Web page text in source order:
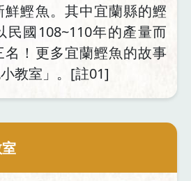
鰹魚。其中宜蘭縣的鰹
民國108~110年的產量而
！更多宜蘭鰹魚的故事
教室」。[註01]